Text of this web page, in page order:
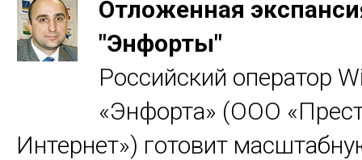
Отложенная
"Энфорты"
Российский оператор
«Энфорта» (ООО
Интернет») готовит